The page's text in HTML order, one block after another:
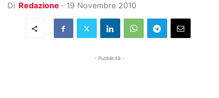
Di Redazione - 19 Novembre 2010
- Pubblicità -